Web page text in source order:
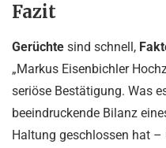
Fazit
Gerüchte sind schnell,
„Markus Eisenbichler
seriöse Bestätigung. Was
beeindruckende Bilanz
Haltung geschlossen hat